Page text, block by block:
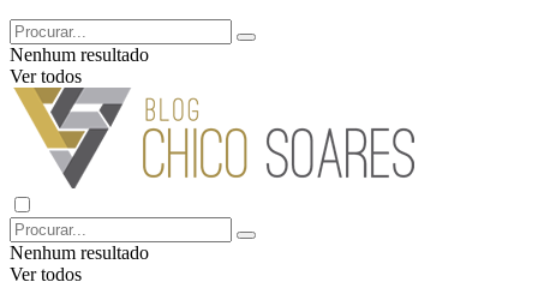
Nenhum resultado
Ver todos
Nenhum resultado
Ver todos